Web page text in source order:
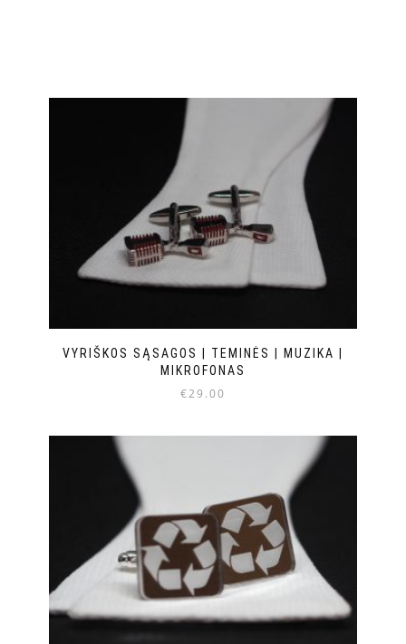
VYRIŠKOS SĄSAGOS | TEMINĖS | MUZIKA |
MIKROFONAS
€29.00